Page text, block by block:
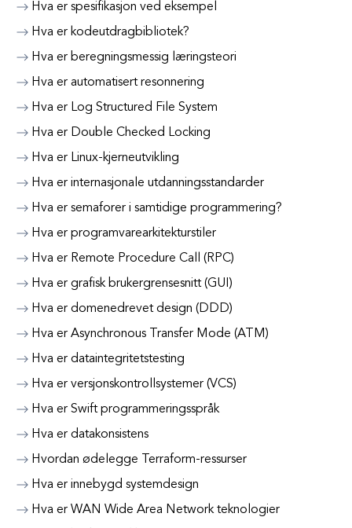
Hva er spesifikasjon ved eksempel
Hva er kodeutdragbibliotek?
Hva er beregningsmessig læringsteori
Hva er automatisert resonnering
Hva er Log Structured File System
Hva er Double Checked Locking
Hva er Linux-kjerneutvikling
Hva er internasjonale utdanningsstandarder
Hva er semaforer i samtidige programmering?
Hva er programvarearkitekturstiler
Hva er Remote Procedure Call (RPC)
Hva er grafisk brukergrensesnitt (GUI)
Hva er domenedrevet design (DDD)
Hva er Asynchronous Transfer Mode (ATM)
Hva er dataintegritetstesting
Hva er versjonskontrollsystemer (VCS)
Hva er Swift programmeringsspråk
Hva er datakonsistens
Hvordan ødelegge Terraform-ressurser
Hva er innebygd systemdesign
Hva er WAN Wide Area Network teknologier